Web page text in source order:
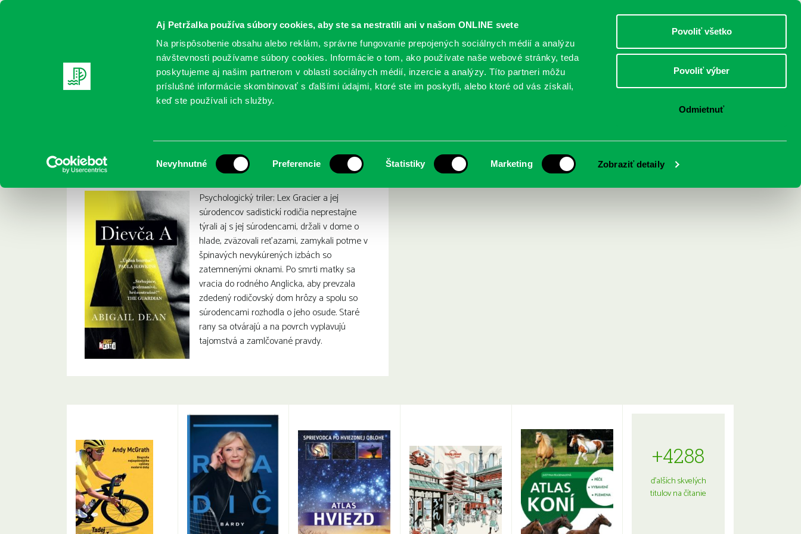
Aj Petržalka používa súbory cookies, aby ste sa nestratili ani v našom ONLINE svete
Na prispôsobenie obsahu alebo reklám, správne fungovanie prepojených sociálnych médií a analýzu
návštevnosti používame súbory cookies. Informácie o tom, ako používate naše webové stránky, teda
poskytujeme aj našim partnerom v oblasti sociálnych médií, inzercie a analýzy. Títo partneri môžu
príslušné informácie skombinovať s ďalšími údajmi, ktoré ste im poskytli, alebo ktoré od vás získali,
keď ste používali ich služby.
súhlasu
Nevyhnutné Preferencie Štatistiky Marketing Zobraziť detaily
Povoliť všetko
Povoliť výber
Odmietnuť
DOSPELÍ
REGISTRUJTE SA ONLINE KATALÓGY SLUŽBY PODUJATIA POBOČKY O KNIŽNICI
Dean, Abigail: Dievča A
Psychologický triler; Lex Gracier a jej
súrodencov sadistickí rodičia neprestajne
týrali aj s jej súrodencami, držali v dome o
hlade, zväzovali reťazami, zamykali potme v
špinavých nevykúrených izbách so
zatemnenými oknami. Po smrti matky sa
vracia do rodného Anglicka, aby prevzala
zdedený rodičovský dom hrôzy a spolu so
súrodencami rozhodla o jeho osude. Staré
rany sa otvárajú a na povrch vyplavujú
tajomstvá a zamlčované pravdy.
+4288
ďalších skvelých
titulov na čítanie